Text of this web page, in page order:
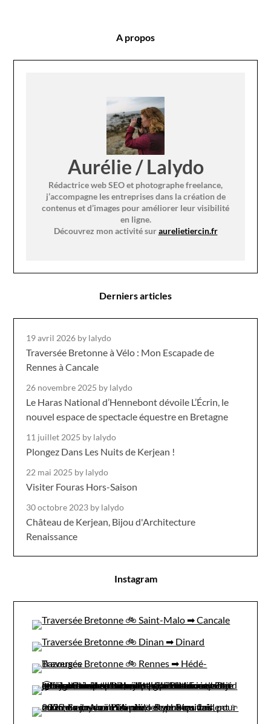
A propos
Aurélie / Lalydo
Rédactrice web SEO et photographe freelance,
j’accompagne les entreprises dans la création de
contenus et d’images pour améliorer leur visibilité
en ligne.
Découvrez mon activité suraurelietiercin.fr
Derniers articles
19 avril 2026 by lalydo
Traversée Bretonne à Vélo : Mon Escapade de
Rennes à Cancale
26 novembre 2025 by lalydo
Le Haras National d’Hennebont dévoile L’Écrin, le
nouvel espace de spectacle équestre en Bretagne
11 juillet 2025 by lalydo
Plongez Dans Les Nuits de Kerjean !
22 mai 2025 by lalydo
Visiter Fouras Hors-Saison
30 octobre 2023 by lalydo
Château de Kerjean, Bijou d'Architecture
Renaissance
Instagram